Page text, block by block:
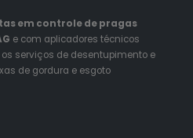
em controle de pragas
e com aplicadores técnicos
serviços de desentupimento e
de gordura e esgoto